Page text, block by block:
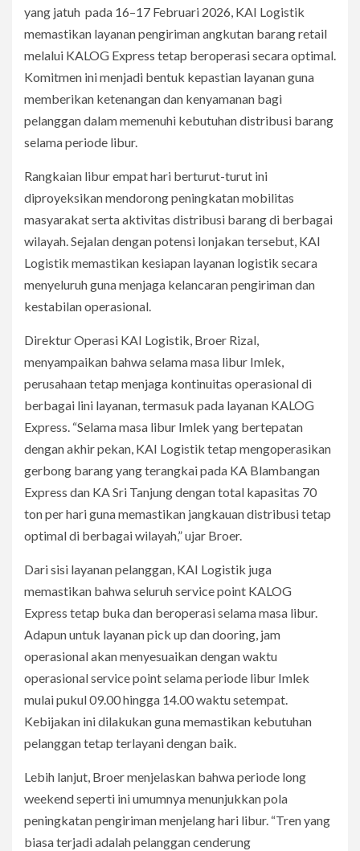
yang jatuh pada 16–17 Februari 2026, KAI Logistik
memastikan layanan pengiriman angkutan barang retail
melalui KALOG Express tetap beroperasi secara optimal.
Komitmen ini menjadi bentuk kepastian layanan guna
memberikan ketenangan dan kenyamanan bagi
pelanggan dalam memenuhi kebutuhan distribusi barang
selama periode libur.
Rangkaian libur empat hari berturut-turut ini
diproyeksikan mendorong peningkatan mobilitas
masyarakat serta aktivitas distribusi barang di berbagai
wilayah. Sejalan dengan potensi lonjakan tersebut, KAI
Logistik memastikan kesiapan layanan logistik secara
menyeluruh guna menjaga kelancaran pengiriman dan
kestabilan operasional.
Direktur Operasi KAI Logistik, Broer Rizal,
menyampaikan bahwa selama masa libur Imlek,
perusahaan tetap menjaga kontinuitas operasional di
berbagai lini layanan, termasuk pada layanan KALOG
Express. “Selama masa libur Imlek yang bertepatan
dengan akhir pekan, KAI Logistik tetap mengoperasikan
gerbong barang yang terangkai pada KA Blambangan
Express dan KA Sri Tanjung dengan total kapasitas 70
ton per hari guna memastikan jangkauan distribusi tetap
optimal di berbagai wilayah,” ujar Broer.
Dari sisi layanan pelanggan, KAI Logistik juga
memastikan bahwa seluruh service point KALOG
Express tetap buka dan beroperasi selama masa libur.
Adapun untuk layanan pick up dan dooring, jam
operasional akan menyesuaikan dengan waktu
operasional service point selama periode libur Imlek
mulai pukul 09.00 hingga 14.00 waktu setempat.
Kebijakan ini dilakukan guna memastikan kebutuhan
pelanggan tetap terlayani dengan baik.
Lebih lanjut, Broer menjelaskan bahwa periode long
weekend seperti ini umumnya menunjukkan pola
peningkatan pengiriman menjelang hari libur. “Tren yang
biasa terjadi adalah pelanggan cenderung